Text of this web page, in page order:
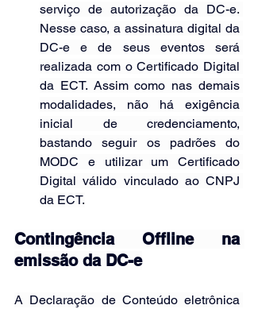
serviço de autorização da DC-e.
Nesse caso, a assinatura digital da
DC-e e de seus eventos será
realizada com o Certificado Digital
da ECT. Assim como nas demais
modalidades, não há exigência
inicial de credenciamento,
bastando seguir os padrões do
MODC e utilizar um Certificado
Digital válido vinculado ao CNPJ
da ECT.
Contingência Offline na
emissão da DC-e
A Declaração de Conteúdo eletrônica